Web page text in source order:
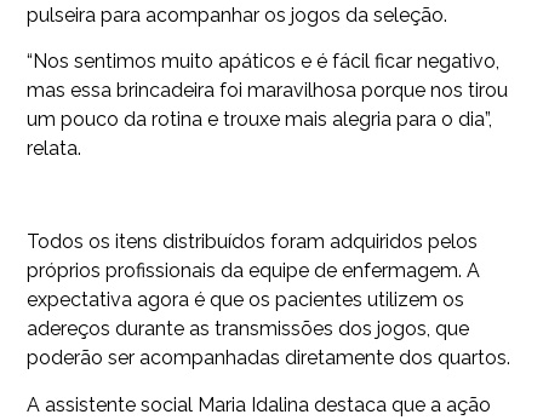
pulseira para acompanhar os jogos da seleção.
“Nos sentimos muito apáticos e é fácil ficar negativo,
mas essa brincadeira foi maravilhosa porque nos tirou
um pouco da rotina e trouxe mais alegria para o dia”,
relata.
Todos os itens distribuídos foram adquiridos pelos
próprios profissionais da equipe de enfermagem. A
expectativa agora é que os pacientes utilizem os
adereços durante as transmissões dos jogos, que
poderão ser acompanhadas diretamente dos quartos.
A assistente social Maria Idalina destaca que a ação